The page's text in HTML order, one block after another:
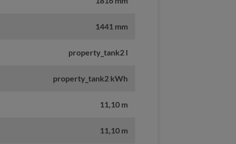
1441 mm
property_tank2 l
property_tank2 kWh
11,10 m
11,10 m